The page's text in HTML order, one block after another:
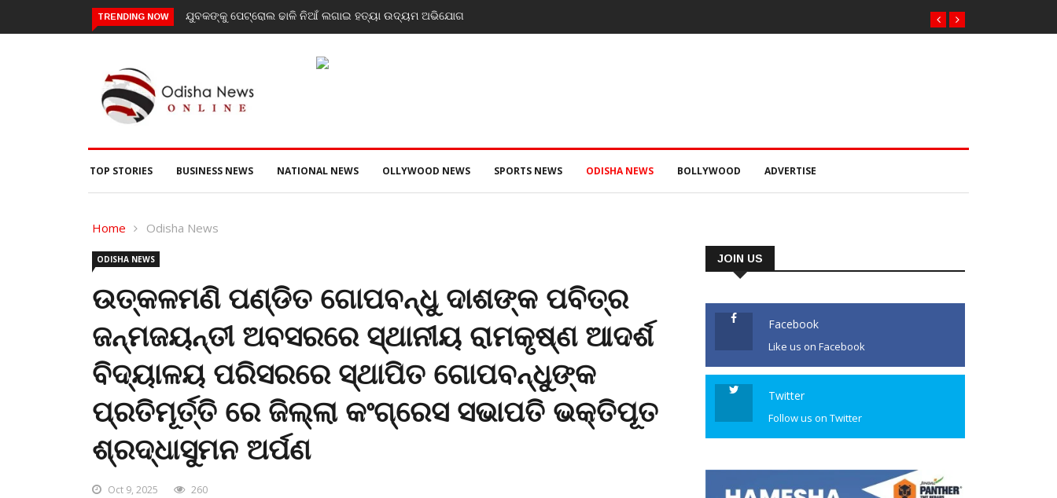
TRENDING NOW ଯୁବକଙ୍କୁ ପେଟ୍ରୋଲ ଢାଳି ନିଆଁ ଲଗାଇ ହତ୍ୟା ଉଦ୍ୟମ ଅଭିଯୋଗ
TOP STORIES BUSINESS NEWS NATIONAL NEWS OLLYWOOD NEWS SPORTS NEWS ODISHA NEWS BOLLYWOOD ADVERTISE
Home Odisha News
ODISHA NEWS
ଉତ୍କଳମଣି ପଣ୍ଡିତ ଗୋପବନ୍ଧୁ ଦାଶଙ୍କ ପବିତ୍ର
ଜନ୍ମଜୟନ୍ତୀ ଅବସରରେ ସ୍ଥାନୀୟ ରାମକୃଷ୍ଣ ଆଦର୍ଶ
ବିଦ୍ୟାଳୟ ପରିସରରେ ସ୍ଥାପିତ ଗୋପବନ୍ଧୁଙ୍କ
ପ୍ରତିମୂର୍ତ୍ତି ରେ ଜିଲ୍ଲା କଂଗ୍ରେସ ସଭାପତି ଭକ୍ତିପୂତ
ଶ୍ରଦ୍ଧାସୁମନ ଅର୍ପଣ
Oct 9, 2025 260
JOIN US
Facebook
Like us on Facebook
Twitter
Follow us on Twitter